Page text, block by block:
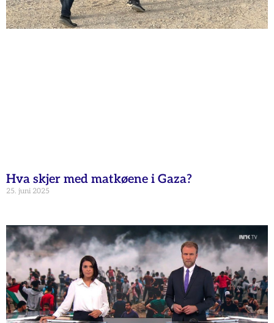
Hva skjer med matkøene i Gaza?
25. juni 2025